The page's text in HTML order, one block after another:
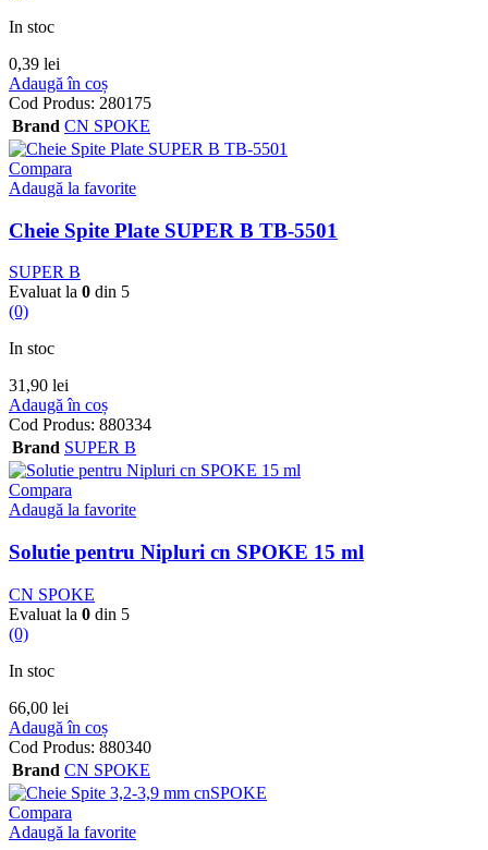
In stoc
0,39 lei
Adaugă în coș
Cod Produs: 280175
Brand CN SPOKE
Compara
Adaugă la favorite
Cheie Spite Plate SUPER B TB-5501
SUPER B
Evaluat la 0 din 5
(0)
In stoc
31,90 lei
Adaugă în coș
Cod Produs: 880334
Brand SUPER B
Compara
Adaugă la favorite
Solutie pentru Nipluri cn SPOKE 15 ml
CN SPOKE
Evaluat la 0 din 5
(0)
In stoc
66,00 lei
Adaugă în coș
Cod Produs: 880340
Brand CN SPOKE
Compara
Adaugă la favorite